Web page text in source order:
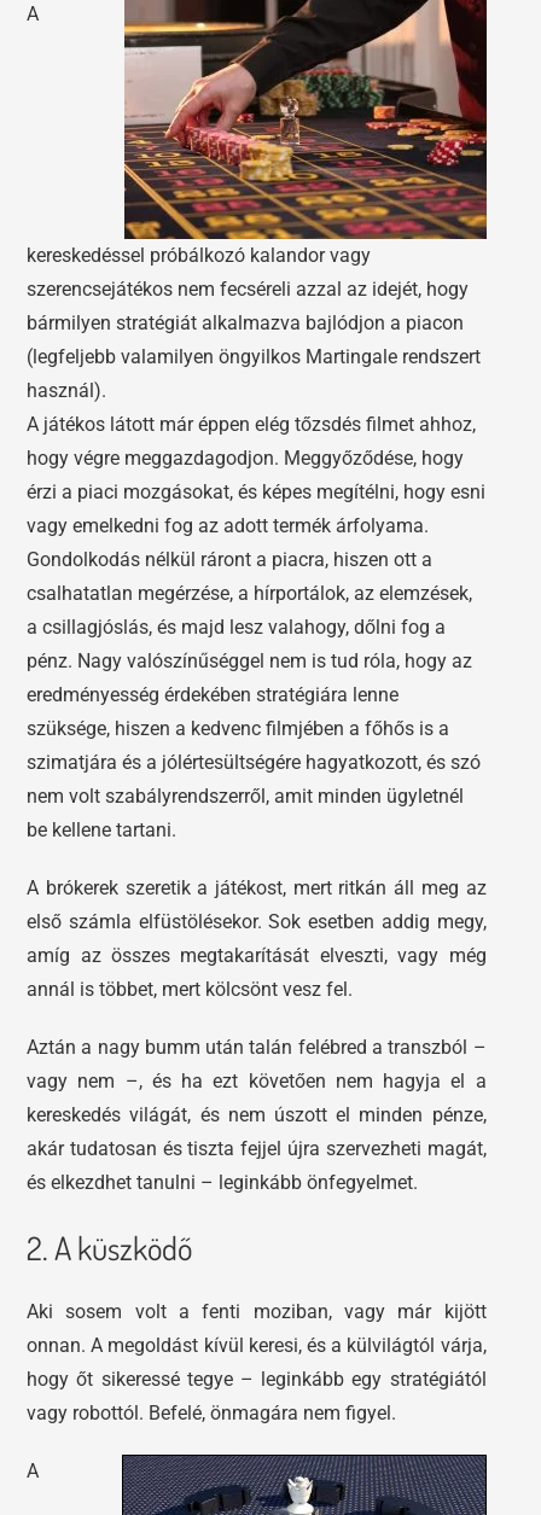
A
kereskedéssel próbálkozó kalandor vagy
szerencsejátékos nem fecséreli azzal az idejét, hogy
bármilyen stratégiát alkalmazva bajlódjon a piacon
(legfeljebb valamilyen öngyilkos Martingale rendszert
használ).
A játékos látott már éppen elég tőzsdés filmet ahhoz,
hogy végre meggazdagodjon. Meggyőződése, hogy
érzi a piaci mozgásokat, és képes megítélni, hogy esni
vagy emelkedni fog az adott termék árfolyama.
Gondolkodás nélkül ráront a piacra, hiszen ott a
csalhatatlan megérzése, a hírportálok, az elemzések,
a csillagjóslás, és majd lesz valahogy, dőlni fog a
pénz. Nagy valószínűséggel nem is tud róla, hogy az
eredményesség érdekében stratégiára lenne
szüksége, hiszen a kedvenc filmjében a főhős is a
szimatjára és a jólértesültségére hagyatkozott, és szó
nem volt szabályrendszerről, amit minden ügyletnél
be kellene tartani.
A brókerek szeretik a játékost, mert ritkán áll meg az
első számla elfüstölésekor. Sok esetben addig megy,
amíg az összes megtakarítását elveszti, vagy még
annál is többet, mert kölcsönt vesz fel.
Aztán a nagy bumm után talán felébred a transzból –
vagy nem –, és ha ezt követően nem hagyja el a
kereskedés világát, és nem úszott el minden pénze,
akár tudatosan és tiszta fejjel újra szervezheti magát,
és elkezdhet tanulni – leginkább önfegyelmet.
2. A küszködő
Aki sosem volt a fenti moziban, vagy már kijött
onnan. A megoldást kívül keresi, és a külvilágtól várja,
hogy őt sikeressé tegye – leginkább egy stratégiától
vagy robottól. Befelé, önmagára nem figyel.
A